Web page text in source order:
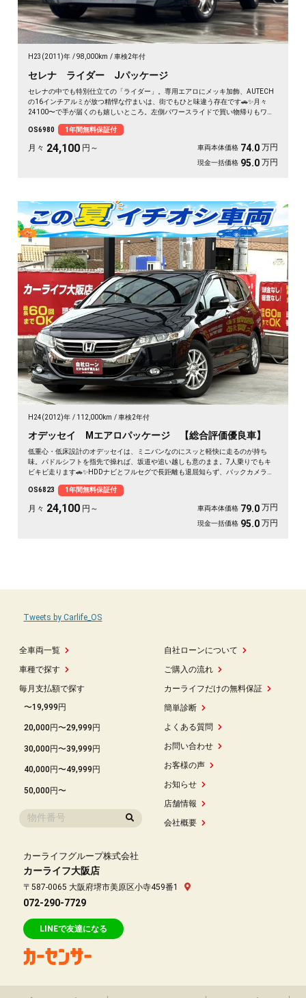
H23(2011)年 98,000km 車検2年付
セレナ ライダー Jパッケージ
セレナの中でも特別仕立ての「ライダー」。専用エアロにメッキ加飾、AUTECH
の16インチアルミが放つ精悍な佇まいは、街でもひと味違う存在です🚗✨月々
24100〜で手が届くのも嬉しいところ。左側パワースライドで買い物帰りもワン
とWエアコンで、仲間との遠出も夏場のドライブも快適そのもの💫クルコン装備
で長距離移動もぐっと楽に。週末の趣味も遠出も、これ一台で世界が広がります
👍走行9.8万kmでこの状態、《1年保証付》で安心してお乗りいただけます😊
OS6980 1年間無料保証付
月々 24,100 円～ 車両本体価格 74.0 万円
現金一括価格 95.0 万円
H24(2012)年 112,000km 車検2年付
オデッセイ Mエアロパッケージ 【総合評価優良車】
低重心・低床設計のオデッセイは、ミニバンなのにスッと軽快に走るのが持ち
味。パドルシフトを指先で操れば、坂道や追い越しも意のまま。7人乗りでもキ
ビキビ走ります🚗✨HDDナビとフルセグで長距離も退屈知らず、バックカメラで
日は仕事の相棒に。3列目は床下格納で荷室もフラットに広がります💫黒ボディ
の艶も見応えあり。走りも使い勝手も欲張れる一台です👍《1年保証付》
OS6823 1年間無料保証付
月々 24,100 円～ 車両本体価格 79.0 万円
現金一括価格 95.0 万円
全車両一覧
車種で探す
毎月支払額で探す
〜19,999円
20,000円〜29,999円
30,000円〜39,999円
40,000円〜49,999円
50,000円〜
自社ローンについて
ご購入の流れ
カーライフだけの無料保証
簡単診断
よくある質問
お問い合わせ
お客様の声
お知らせ
店舗情報
会社概要
Tweets by Carlife_OS
カーライフグループ株式会社
カーライフ大阪店
〒587-0065 大阪府堺市美原区小寺459番1
072-290-7729
LINEで友達になる